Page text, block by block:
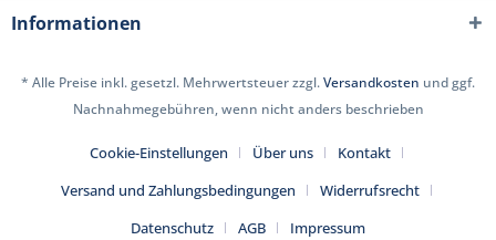
Informationen
* Alle Preise inkl. gesetzl. Mehrwertsteuer zzgl.Versandkosten und ggf.
Nachnahmegebühren, wenn nicht anders beschrieben
Cookie-Einstellungen Über uns
Kontakt
Versand und Zahlungsbedingungen
Widerrufsrecht
Datenschutz
AGB
Impressum